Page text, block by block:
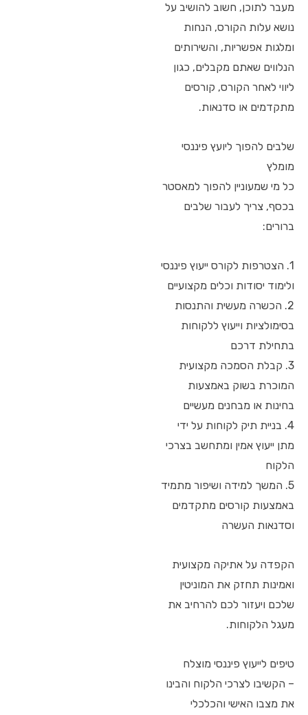
מעבר לתוכן, חשוב להושיב על
נושא עלות הקורס, הנחות
ומלגות אפשריות, והשירותים
הנלווים שאתם מקבלים, כגון
ליווי לאחר הקורס, קורסים
מתקדמים או סדנאות.
שלבים להפוך ליועץ פיננסי
מומלץ
כל מי שמעוניין להפוך למאסטר
בכסף, צריך לעבור שלבים
ברורים:
1. הצטרפות לקורס ייעוץ פיננסי
ולימוד יסודות וכלים מקצועיים
2. הכשרה מעשית והתנסות
בסימולציות וייעוץ ללקוחות
בתחילת דרכם
3. קבלת הסמכה מקצועית
המוכרת בשוק באמצעות
בחינות או מבחנים מעשיים
4. בניית תיק לקוחות על ידי
מתן ייעוץ אמין ומתחשב בצרכי
הלקוח
5. המשך למידה ושיפור מתמיד
באמצעות קורסים מתקדמים
וסדנאות העשרה
הקפדה על אתיקה מקצועית
ואמינות תחזק את המוניטין
שלכם ויעזור לכם להרחיב את
מעגל הלקוחות.
טיפים לייעוץ פיננסי מוצלח
– הקשיבו לצרכי הלקוח והבינו
את מצבו האישי והכלכלי